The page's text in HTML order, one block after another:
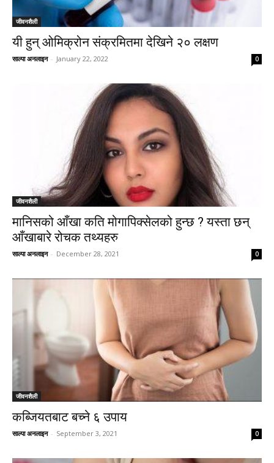
जीवनशैली
यी हुन् ओमिक्रोन संक्रमितमा देखिने २० लक्षण
साल्पा अनलाइन - January 22, 2022 0
जीवनशैली
मानिसको आँखा कति मोगापिक्सेलको हुन्छ ? यस्ता छन्
आँखाबारे रोचक तथ्यहरु
साल्पा अनलाइन - December 28, 2021 0
जीवनशैली
कब्जियतबाट बच्ने ६ उपाय
साल्पा अनलाइन - September 3, 2021 0